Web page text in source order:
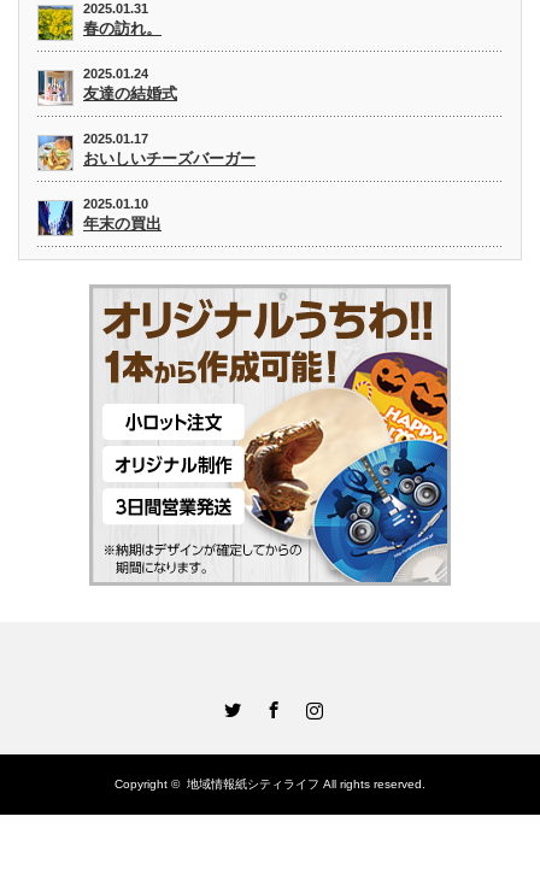
2025.01.31
春の訪れ。
2025.01.24
友達の結婚式
2025.01.17
おいしいチーズバーガー
2025.01.10
年末の買出
Instagram
Copyright © 地域情報紙シティライフ All rights reserved.